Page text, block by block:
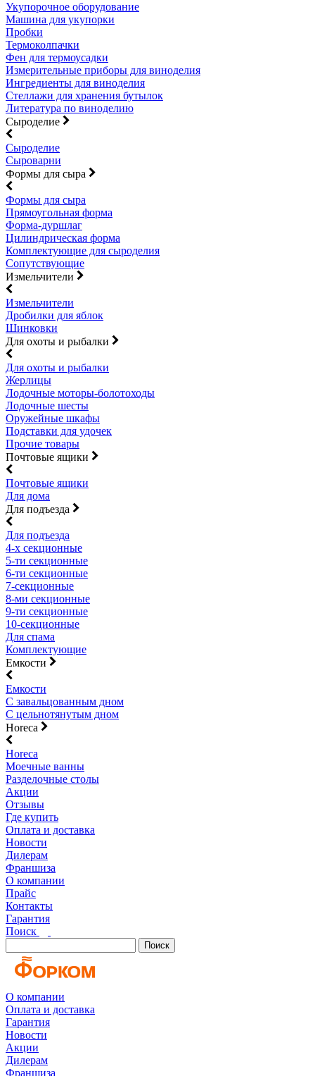
Укупорочное оборудование
Машина для укупорки
Пробки
Термоколпачки
Фен для термоусадки
Измерительные приборы для виноделия
Ингредиенты для виноделия
Стеллажи для хранения бутылок
Литература по виноделию
Сыроделие
Сыроделие
Сыроварни
Формы для сыра
Формы для сыра
Прямоугольная форма
Форма-дуршлаг
Цилиндрическая форма
Комплектующие для сыроделия
Сопутствующие
Измельчители
Измельчители
Дробилки для яблок
Шинковки
Для охоты и рыбалки
Для охоты и рыбалки
Жерлицы
Лодочные моторы-болотоходы
Лодочные шесты
Оружейные шкафы
Подставки для удочек
Прочие товары
Почтовые ящики
Почтовые ящики
Для дома
Для подъезда
Для подъезда
4-х секционные
5-ти секционные
6-ти секционные
7-секционные
8-ми секционные
9-ти секционные
10-секционные
Для спама
Комплектующие
Емкости
Емкости
С завальцованным дном
С цельнотянутым дном
Horeca
Horeca
Моечные ванны
Разделочные столы
Акции
Отзывы
Где купить
Оплата и доставка
Новости
Дилерам
Франшиза
О компании
Прайс
Контакты
Гарантия
Поиск
Поиск
О компании
Оплата и доставка
Гарантия
Новости
Акции
Дилерам
Франшиза